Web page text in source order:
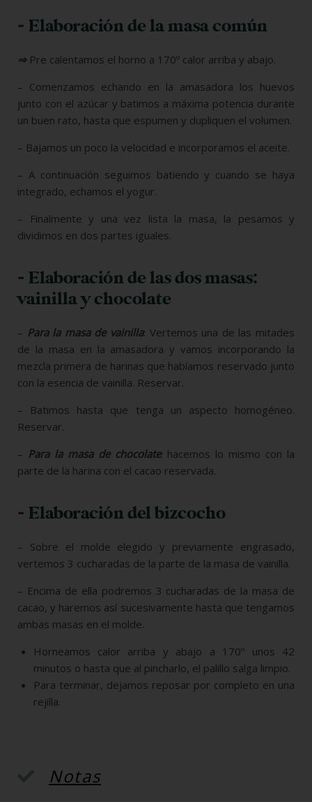
- Elaboración de la masa común
⇒ Pre calentamos el horno a 170º calor arriba y abajo.
– Comenzamos echando en la amasadora los huevos
junto con el azúcar y batimos a máxima potencia durante
un buen rato, hasta que espumen y dupliquen el volumen.
– Bajamos un poco la velocidad e incorporamos el aceite.
– A continuación seguimos batiendo y cuando se haya
integrado, echamos el yogur.
– Finalmente y una vez lista la masa, la pesamos y
dividimos en dos partes iguales.
- Elaboración de las dos masas:
vainilla y chocolate
– Para la masa de vainilla: Vertemos una de las mitades
de la masa en la amasadora y vamos incorporando la
mezcla primera de harinas que habíamos reservado junto
con la esencia de vainilla. Reservar.
– Batimos hasta que tenga un aspecto homogéneo.
Reservar.
– Para la masa de chocolate: hacemos lo mismo con la
parte de la harina con el cacao reservada.
- Elaboración del bizcocho
– Sobre el molde elegido y previamente engrasado,
vertemos 3 cucharadas de la parte de la masa de vainilla.
– Encima de ella podremos 3 cucharadas de la masa de
cacao, y haremos así sucesivamente hasta que tengamos
ambas masas en el molde.
Horneamos calor arriba y abajo a 170º unos 42
minutos o hasta que al pincharlo, el palillo salga limpio.
Para terminar, dejamos reposar por completo en una
rejilla.
Notas